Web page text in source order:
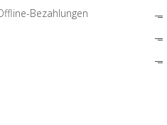
Bezahlungen